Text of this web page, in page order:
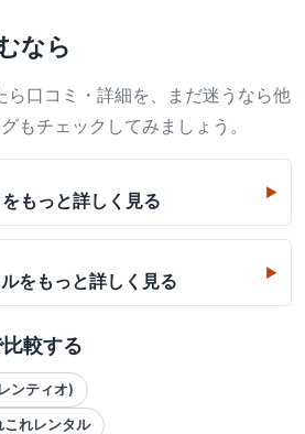
なら
ら口コミ・詳細を、まだ迷うなら他
もチェックしてみましょう。
をもっと詳しく見る ▶
をもっと詳しく見る ▶
較する
ンティオ)
れレンタル